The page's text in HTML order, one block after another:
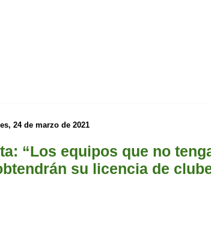
24 de marzo de 2021
“Los equipos que no
su licencia de